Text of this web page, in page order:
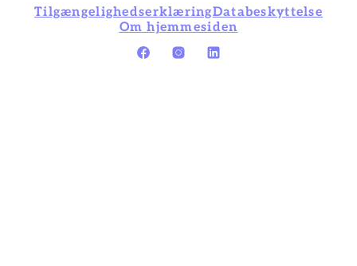
TilgængelighedserklæringDatabeskyttelse
Om hjemmesiden